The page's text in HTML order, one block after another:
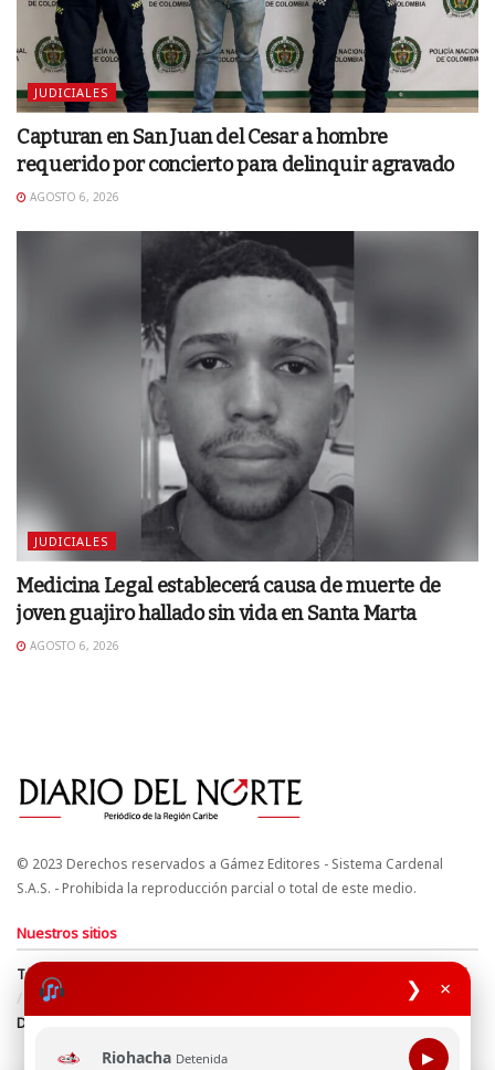
❯ ×
Riohacha Detenida ▶
JUDICIALES
Capturan en San Juan del Cesar a hombre
requerido por concierto para delinquir agravado
AGOSTO 6, 2026
JUDICIALES
Medicina Legal establecerá causa de muerte de
joven guajiro hallado sin vida en Santa Marta
AGOSTO 6, 2026
© 2023 Derechos reservados a Gámez Editores - Sistema Cardenal
S.A.S. - Prohibida la reproducción parcial o total de este medio.
Nuestros sitios
Términos y Condiciones
Derechos de Autor y Propiedad Intelectual
Política de uso de cookies
Política de Tratamiento de Datos
Directrices Editoriales